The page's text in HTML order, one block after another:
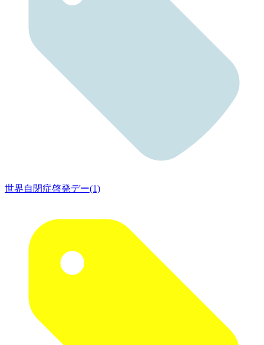
世界自閉症啓発デー(1)